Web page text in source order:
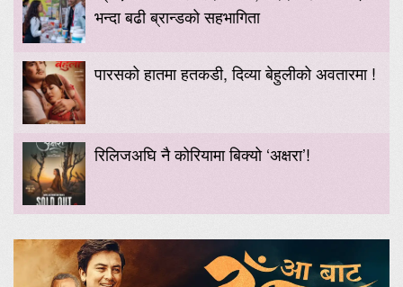
भन्दा बढी ब्रान्डको सहभागिता
पारसको हातमा हतकडी, दिव्या बेहुलीको अवतारमा !
रिलिजअघि नै कोरियामा बिक्यो ‘अक्षरा’!